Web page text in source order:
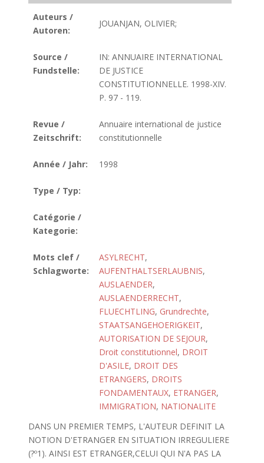
Auteurs /
Autoren:
JOUANJAN, OLIVIER;
Source /
Fundstelle:
IN: ANNUAIRE INTERNATIONAL
DE JUSTICE
CONSTITUTIONNELLE. 1998-XIV.
P. 97 - 119.
Revue /
Zeitschrift:
Annuaire international de justice
constitutionnelle
Année / Jahr: 1998
Type / Typ:
Catégorie /
Kategorie:
Mots clef /
Schlagworte:
ASYLRECHT,
AUFENTHALTSERLAUBNIS,
AUSLAENDER,
AUSLAENDERRECHT,
FLUECHTLING, Grundrechte,
STAATSANGEHOERIGKEIT,
AUTORISATION DE SEJOUR,
Droit constitutionnel, DROIT
D'ASILE, DROIT DES
ETRANGERS, DROITS
FONDAMENTAUX, ETRANGER,
IMMIGRATION, NATIONALITE
DANS UN PREMIER TEMPS, L'AUTEUR DEFINIT LA
NOTION D'ETRANGER EN SITUATION IRREGULIERE
(?º1). AINSI EST ETRANGER,CELUI QUI N'A PAS LA